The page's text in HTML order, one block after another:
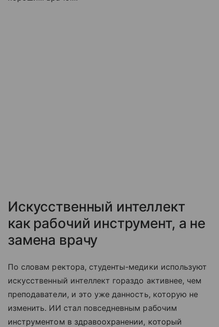
Искусственный интеллект
как рабочий инструмент, а не
замена врачу
По словам ректора, студенты-медики используют
искусственный интеллект гораздо активнее, чем
преподаватели, и это уже данность, которую не
изменить. ИИ стал повседневным рабочим
инструментом в здравоохранении, который